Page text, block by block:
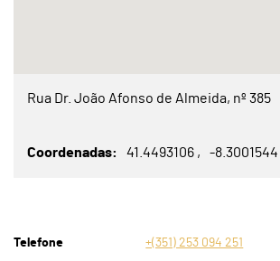
Rua Dr. João Afonso de Almeida, nº 385
Coordenadas 41.4493106 -8.3001544
Telefone +(351) 253 094 251